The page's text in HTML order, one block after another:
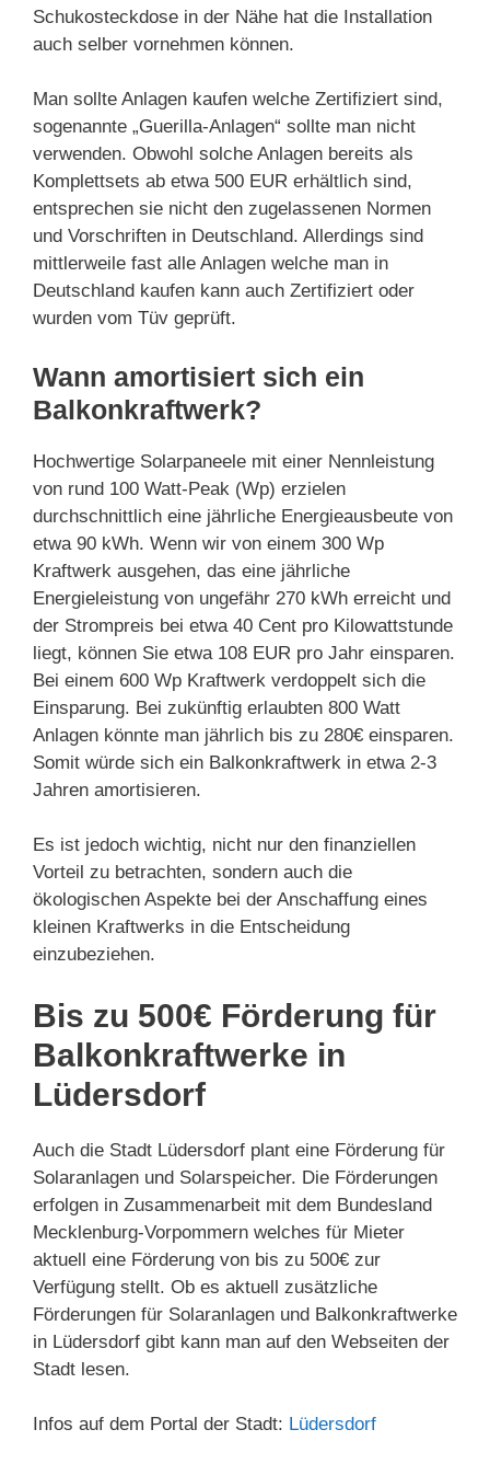
Schukosteckdose in der Nähe hat die Installation
auch selber vornehmen können.
Man sollte Anlagen kaufen welche Zertifiziert sind,
sogenannte „Guerilla-Anlagen“ sollte man nicht
verwenden. Obwohl solche Anlagen bereits als
Komplettsets ab etwa 500 EUR erhältlich sind,
entsprechen sie nicht den zugelassenen Normen
und Vorschriften in Deutschland. Allerdings sind
mittlerweile fast alle Anlagen welche man in
Deutschland kaufen kann auch Zertifiziert oder
wurden vom Tüv geprüft.
Wann amortisiert sich ein
Balkonkraftwerk?
Hochwertige Solarpaneele mit einer Nennleistung
von rund 100 Watt-Peak (Wp) erzielen
durchschnittlich eine jährliche Energieausbeute von
etwa 90 kWh. Wenn wir von einem 300 Wp
Kraftwerk ausgehen, das eine jährliche
Energieleistung von ungefähr 270 kWh erreicht und
der Strompreis bei etwa 40 Cent pro Kilowattstunde
liegt, können Sie etwa 108 EUR pro Jahr einsparen.
Bei einem 600 Wp Kraftwerk verdoppelt sich die
Einsparung. Bei zukünftig erlaubten 800 Watt
Anlagen könnte man jährlich bis zu 280€ einsparen.
Somit würde sich ein Balkonkraftwerk in etwa 2-3
Jahren amortisieren.
Es ist jedoch wichtig, nicht nur den finanziellen
Vorteil zu betrachten, sondern auch die
ökologischen Aspekte bei der Anschaffung eines
kleinen Kraftwerks in die Entscheidung
einzubeziehen.
Bis zu 500€ Förderung für
Balkonkraftwerke in
Lüdersdorf
Auch die Stadt Lüdersdorf plant eine Förderung für
Solaranlagen und Solarspeicher. Die Förderungen
erfolgen in Zusammenarbeit mit dem Bundesland
Mecklenburg-Vorpommern welches für Mieter
aktuell eine Förderung von bis zu 500€ zur
Verfügung stellt. Ob es aktuell zusätzliche
Förderungen für Solaranlagen und Balkonkraftwerke
in Lüdersdorf gibt kann man auf den Webseiten der
Stadt lesen.
Infos auf dem Portal der Stadt: Lüdersdorf